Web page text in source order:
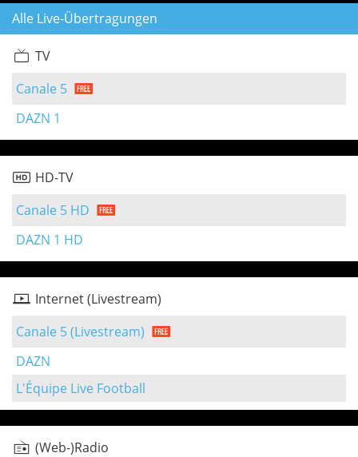
Alle Live-Übertragungen
TV
Canale 5
DAZN 1
HD-TV
Canale 5 HD
DAZN 1 HD
Internet (Livestream)
Canale 5 (Livestream)
DAZN
L'Équipe Live Football
(Web-)Radio